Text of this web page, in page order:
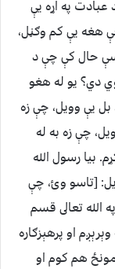
عبادت په اړه يې
هغه يې کم وګڼل،
حال کې چې د
دي؟ يو له هغو
يې وويل، چې زه
چې زه به له
بيا رسول الله
[تاسو وئ، چې
الله تعالى قسم
او پرهېزګاره
هم کوم او